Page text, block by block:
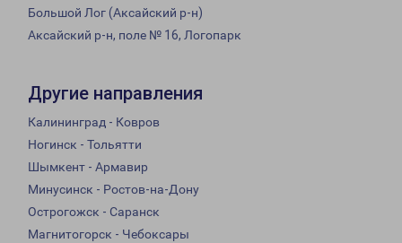
Большой Лог (Аксайский р-н)
Аксайский р-н, поле № 16, Логопарк
Другие направления
Калининград - Ковров
Ногинск - Тольятти
Шымкент - Армавир
Минусинск - Ростов-на-Дону
Острогожск - Саранск
Магнитогорск - Чебоксары